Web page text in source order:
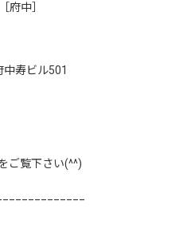
［府中］
中寿ビル501
ご覧下さい(^^)